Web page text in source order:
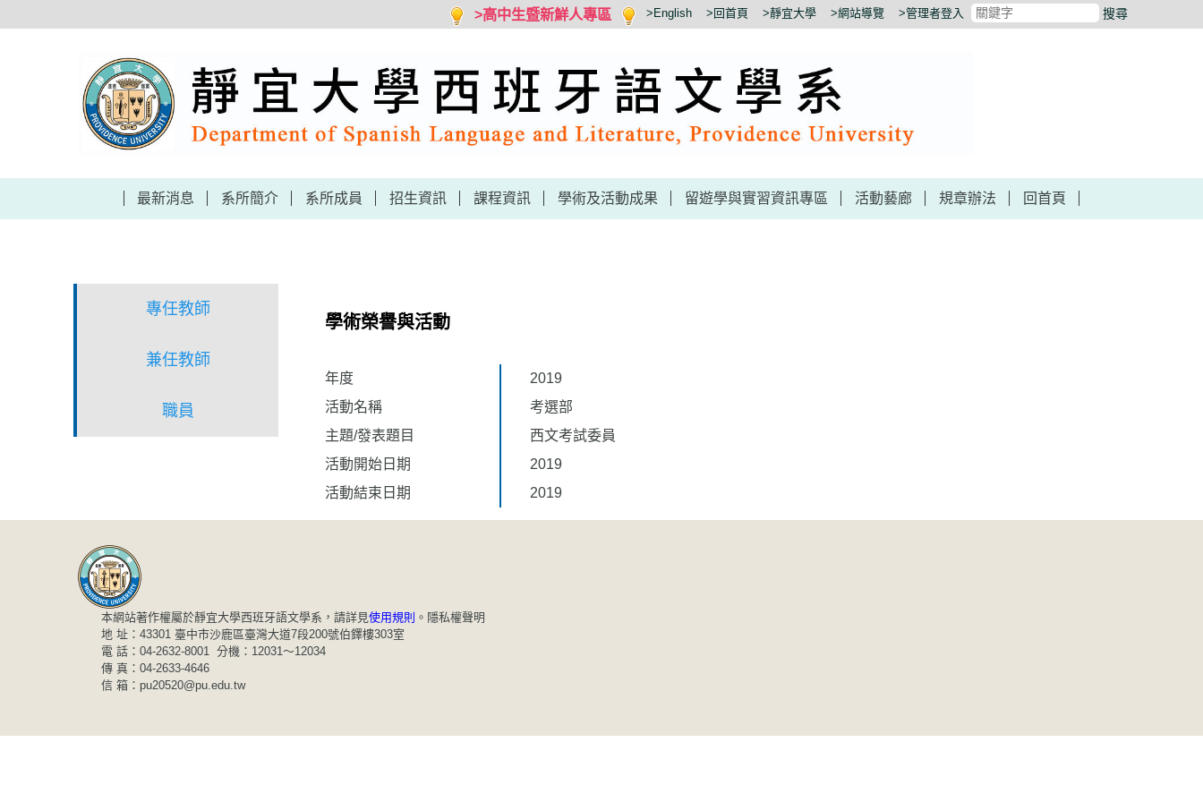
到
>高中生暨新鮮人專區 >English >回首頁 >靜宜大學 >網站導覽 >管理者登入 搜尋
最新消息 系所簡介 系所成員 招生資訊 課程資訊 學術及活動成果 留遊學與實習資訊專區 活動藝廊 規章辦法 回首頁
專任教師
兼任教師
職員
學術榮譽與活動
年度
2019
活動名稱
考選部
主題/發表題目
西文考試委員
活動開始日期
2019
活動結束日期
2019
本網站著作權屬於靜宜大學西班牙語文學系，請詳見使用規則 。 隱私權聲明
地 址：43301 臺中市沙鹿區臺灣大道7段200號伯鐸樓303室
電 話：04-2632-8001 分機：12031～12034
傳 真：04-2633-4646
信 箱：pu20520@pu.edu.tw